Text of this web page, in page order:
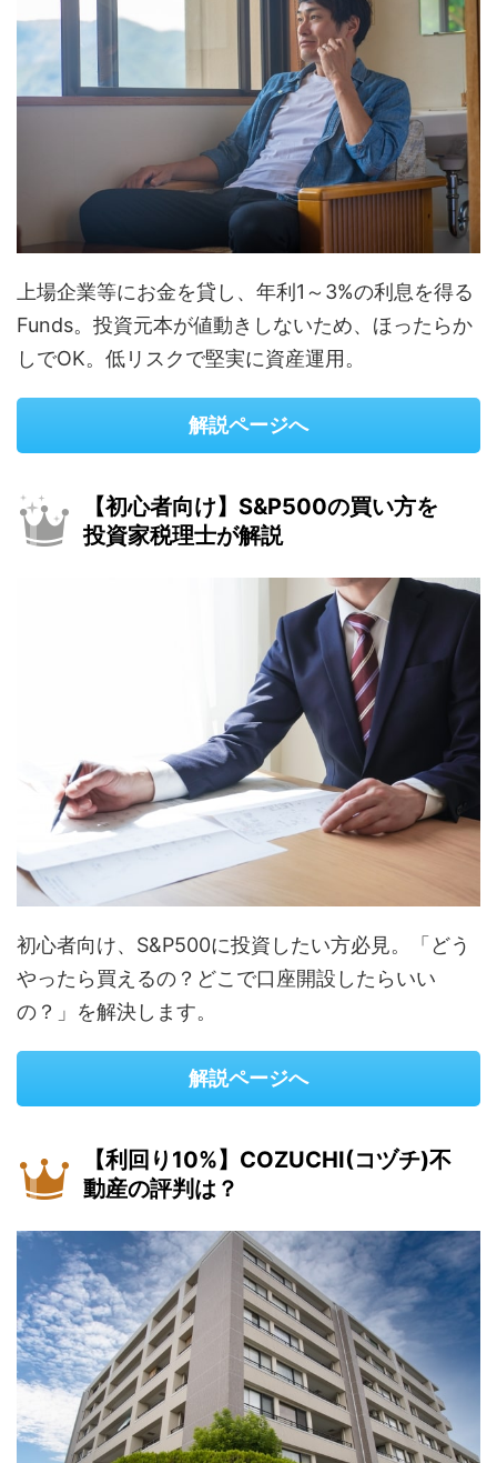
上場企業等にお金を貸し、年利1～3%の利息を得る
Funds。投資元本が値動きしないため、ほったらか
しでOK。低リスクで堅実に資産運用。
解説ページへ
【初心者向け】S&P500の買い方を
投資家税理士が解説
初心者向け、S&P500に投資したい方必見。「どう
やったら買えるの？どこで口座開設したらいい
の？」を解決します。
解説ページへ
【利回り10%】COZUCHI(コヅチ)不
動産の評判は？